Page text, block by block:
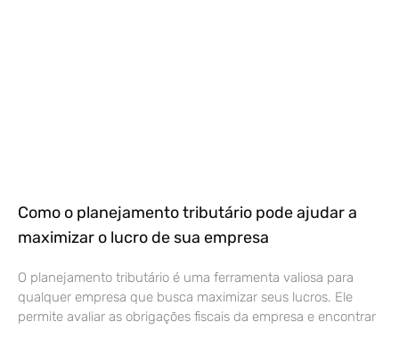
Como o planejamento tributário pode ajudar a
maximizar o lucro de sua empresa
O planejamento tributário é uma ferramenta valiosa para
qualquer empresa que busca maximizar seus lucros. Ele
permite avaliar as obrigações fiscais da empresa e encontrar